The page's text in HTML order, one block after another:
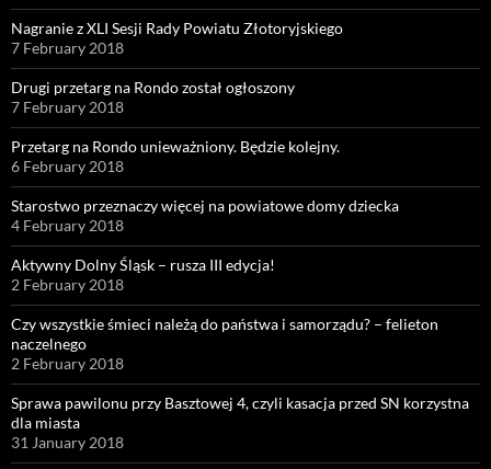
Nagranie z XLI Sesji Rady Powiatu Złotoryjskiego
7 February 2018
Drugi przetarg na Rondo został ogłoszony
7 February 2018
Przetarg na Rondo unieważniony. Będzie kolejny.
6 February 2018
Starostwo przeznaczy więcej na powiatowe domy dziecka
4 February 2018
Aktywny Dolny Śląsk – rusza III edycja!
2 February 2018
Czy wszystkie śmieci należą do państwa i samorządu? – felieton
naczelnego
2 February 2018
Sprawa pawilonu przy Basztowej 4, czyli kasacja przed SN korzystna
dla miasta
31 January 2018